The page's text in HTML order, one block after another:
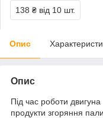
138 ₴ від 10 шт.
Опис
Опис
Під час роботи
продукти згоряння